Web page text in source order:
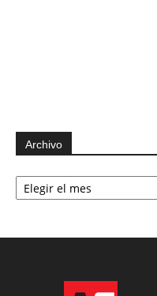
Archivo
Archivo